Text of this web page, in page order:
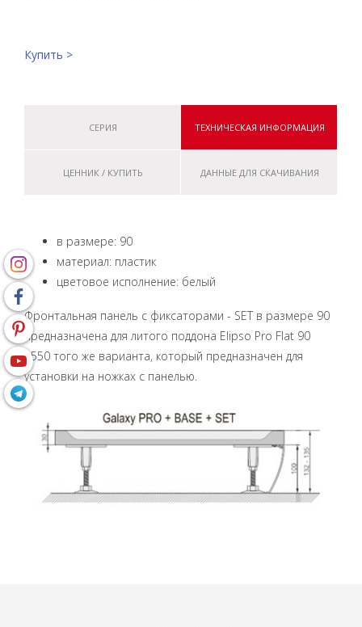
Купить >
СЕРИЯ ТЕХНИЧЕСКАЯ ИНФОРМАЦИЯ
ЦЕННИК / КУПИТЬ ДАННЫЕ ДЛЯ СКАЧИВАНИЯ
в размере: 90
материал: пластик
цветовое исполнение: белый
Фронтальная панель с фиксаторами - SET в размере 90
предназначена для литого поддона Elipso Pro Flat 90
R550 того же варианта, который предназначен для
установки на ножках с панелью.